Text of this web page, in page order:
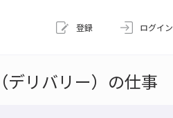
登録 ログイン
デリバリー）の仕事